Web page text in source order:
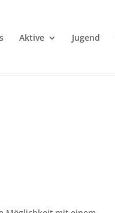
Aktive Jugend